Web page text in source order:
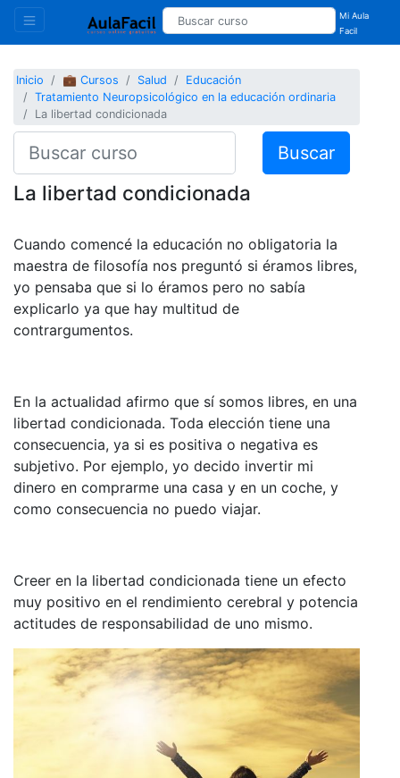
Mi Aula
Facil
Inicio 💼 Cursos Salud
Educación
Tratamiento Neuropsicológico en la educación ordinaria
La libertad condicionada
Buscar
La libertad condicionada
Cuando comencé la educación no obligatoria la
maestra de filosofía nos preguntó si éramos libres,
yo pensaba que si lo éramos pero no sabía
explicarlo ya que hay multitud de
contrargumentos.
En la actualidad afirmo que sí somos libres, en una
libertad condicionada. Toda elección tiene una
consecuencia, ya si es positiva o negativa es
subjetivo. Por ejemplo, yo decido invertir mi
dinero en comprarme una casa y en un coche, y
como consecuencia no puedo viajar.
Creer en la libertad condicionada tiene un efecto
muy positivo en el rendimiento cerebral y potencia
actitudes de responsabilidad de uno mismo.